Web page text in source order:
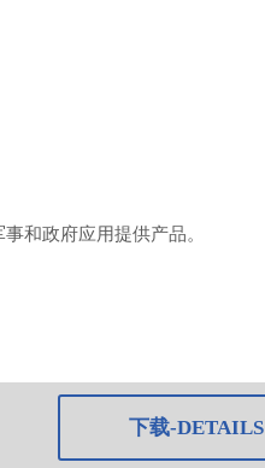
和政府应用提供产品。
下载-DETAILS